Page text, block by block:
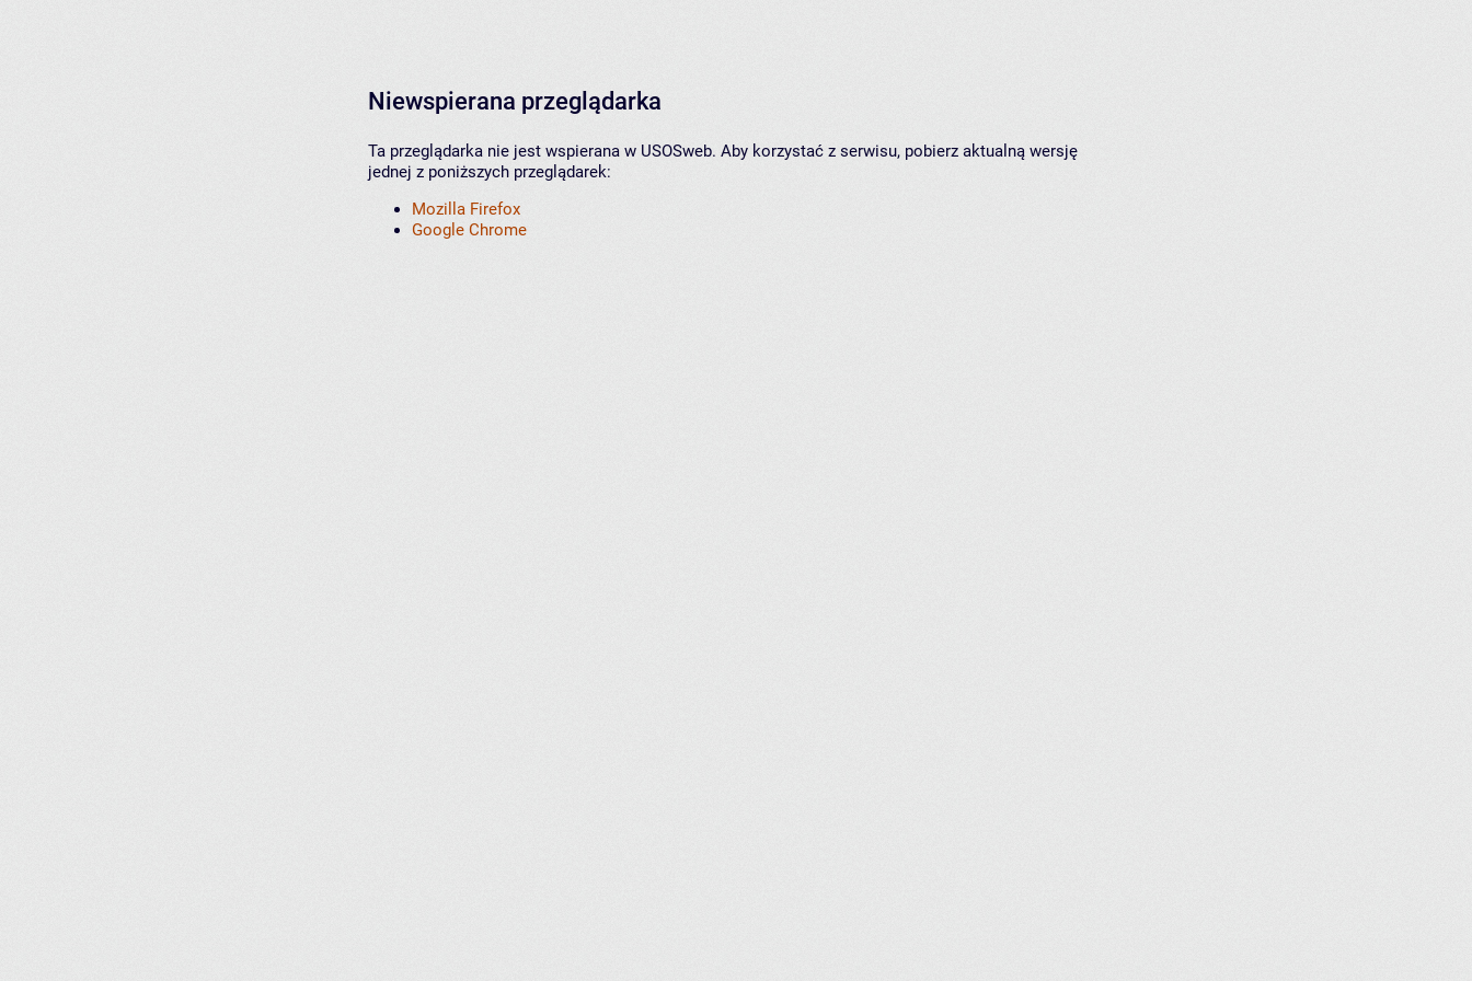
Niewspierana przeglądarka
Ta przeglądarka nie jest wspierana w USOSweb. Aby korzystać z serwisu, pobierz aktualną wersję
jednej z poniższych przeglądarek:
Mozilla Firefox
Google Chrome